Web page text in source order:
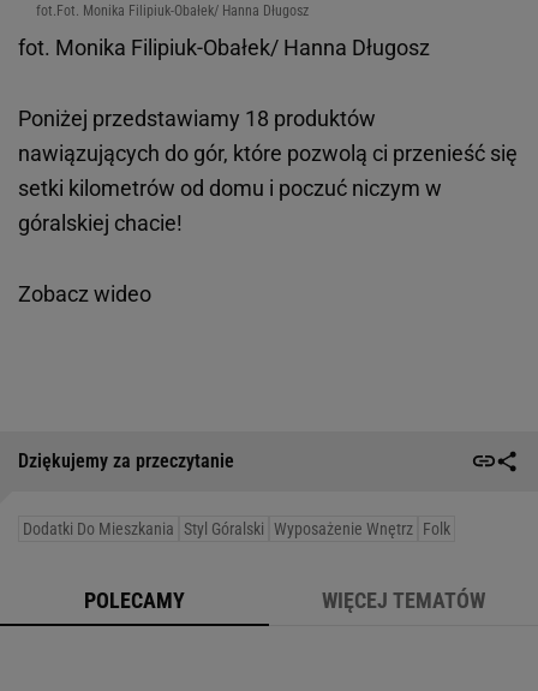
fot.Fot. Monika Filipiuk-Obałek/ Hanna Długosz
fot. Monika Filipiuk-Obałek/ Hanna Długosz
Poniżej przedstawiamy 18 produktów
nawiązujących do gór, które pozwolą ci przenieść się
setki kilometrów od domu i poczuć niczym w
góralskiej chacie!
Zobacz wideo
Dziękujemy za przeczytanie
Dodatki Do Mieszkania Styl Góralski Wyposażenie Wnętrz Folk
POLECAMY WIĘCEJ TEMATÓW